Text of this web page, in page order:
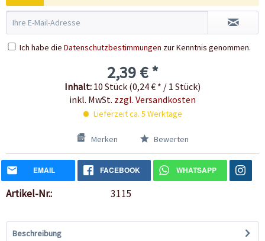
Ich habe die Datenschutzbestimmungen zur Kenntnis genommen.
2,39 € *
Inhalt: 10 Stück (0,24 € * / 1 Stück)
inkl. MwSt. zzgl. Versandkosten
Lieferzeit ca. 5 Werktage
Merken Bewerten
EMAIL FACEBOOK WHATSAPP
Artikel-Nr.: 3115
Beschreibung